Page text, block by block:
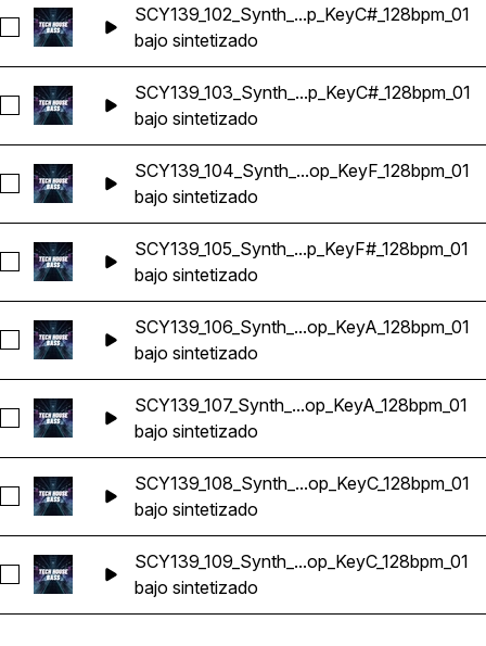
Seleccionar
SCY139_102_Synth_...p_KeyC#_128bpm_01
bajo sintetizado
Seleccionar
SCY139_103_Synth_...p_KeyC#_128bpm_01
bajo sintetizado
Seleccionar SCY139_104_Synth_Bass_Loop_KeyF_128bpm_01
SCY139_104_Synth_...op_KeyF_128bpm_01
bajo sintetizado
Seleccionar
SCY139_105_Synth_...p_KeyF#_128bpm_01
bajo sintetizado
Seleccionar SCY139_106_Synth_Bass_Loop_KeyA_128bpm_01
SCY139_106_Synth_...op_KeyA_128bpm_01
bajo sintetizado
Seleccionar SCY139_107_Synth_Bass_Loop_KeyA_128bpm_01
SCY139_107_Synth_...op_KeyA_128bpm_01
bajo sintetizado
Seleccionar SCY139_108_Synth_Bass_Loop_KeyC_128bpm_01
SCY139_108_Synth_...op_KeyC_128bpm_01
bajo sintetizado
Seleccionar SCY139_109_Synth_Bass_Loop_KeyC_128bpm_01
SCY139_109_Synth_...op_KeyC_128bpm_01
bajo sintetizado